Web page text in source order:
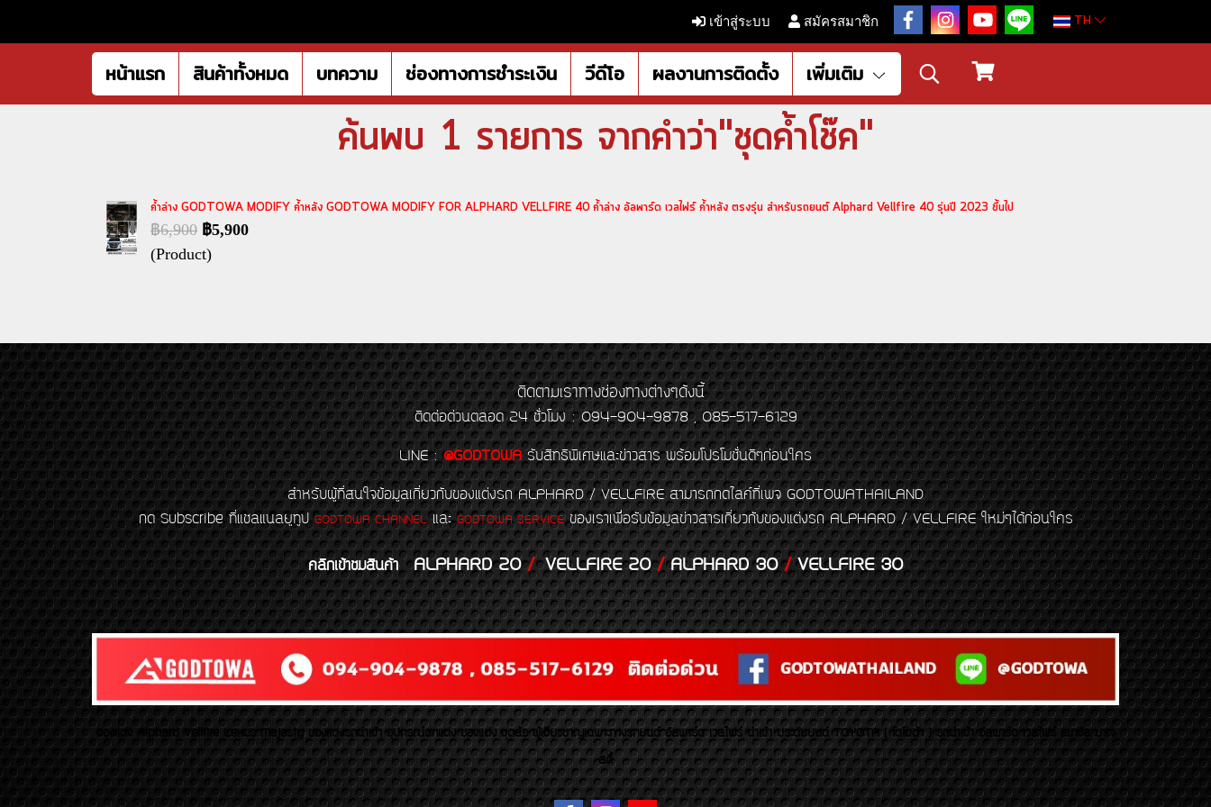
เข้าสู่ระบบ สมัครสมาชิก TH
หน้าแรก สินค้าทั้งหมด บทความ ช่องทางการชำระเงิน วีดีโอ ผลงานการติดตั้ง เพิ่มเติม
ค้นพบ 1 รายการ จากคำว่า"ชุดค้ำโช๊ค"
ค้ำล่าง GODTOWA MODIFY ค้ำหลัง GODTOWA MODIFY FOR ALPHARD VELLFIRE 40 ค้ำล่าง อัลพาร์ด เวลไฟร์ ค้ำหลัง ตรงรุ่น สำหรับรถยนต์ Alphard Vellfire 40 รุ่นปี 2023 ขึ้นไป
฿6,900 ฿5,900
(Product)
ติดตามเราทางช่องทางต่างๆดังนี้
ติดต่อด่วนตลอด 24 ชั่วโมง : 094-904-9878 , 085-517-6129
LINE : @GODTOWA รับสิทธิพิเศษและข่าวสาร พร้อมโปรโมชั่นดีๆก่อนใคร
สำหรับผู้ที่สนใจข้อมูลเกี่ยวกับของแต่งรถ ALPHARD / VELLFIRE สามารถกดไลค์ที่เพจ GODTOWATHAILAND
กด Subscribe ที่แชลแนลยูทูปGODTOWA CHANNELและGODTOWA SERVICEของเราเพื่อรับข้อมูลข่าวสารเกี่ยวกับของแต่งรถ ALPHARD / VELLFIRE ใหม่ๆได้ก่อนใคร
คลิกเข้าชมสินค้า ALPHARD 20/VELLFIRE 20/ALPHARD 30/VELLFIRE 30
ของเเต่ง Alphard Vellfire Lexus Majesty ของเเต่งรถนำเข้า อุปกรณ์ตกแต่ง ของแต่ง ชุดล้อ ผู้เชี่ยวชาญเฉพาะทางรถยนต์ อัลพาร์ด เวลไฟร์ นำเข้า ประดับยนต์ TOYOTA ( โตโยต้า ) รถนำเข้า อัลพาร์ด เวลไฟร์ เลกซัส มาเจ
สตี้